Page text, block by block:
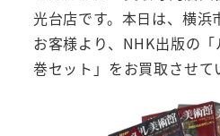
光台店です。本日は、横
お客様より、NHK出版の
巻セット」をお買取させて